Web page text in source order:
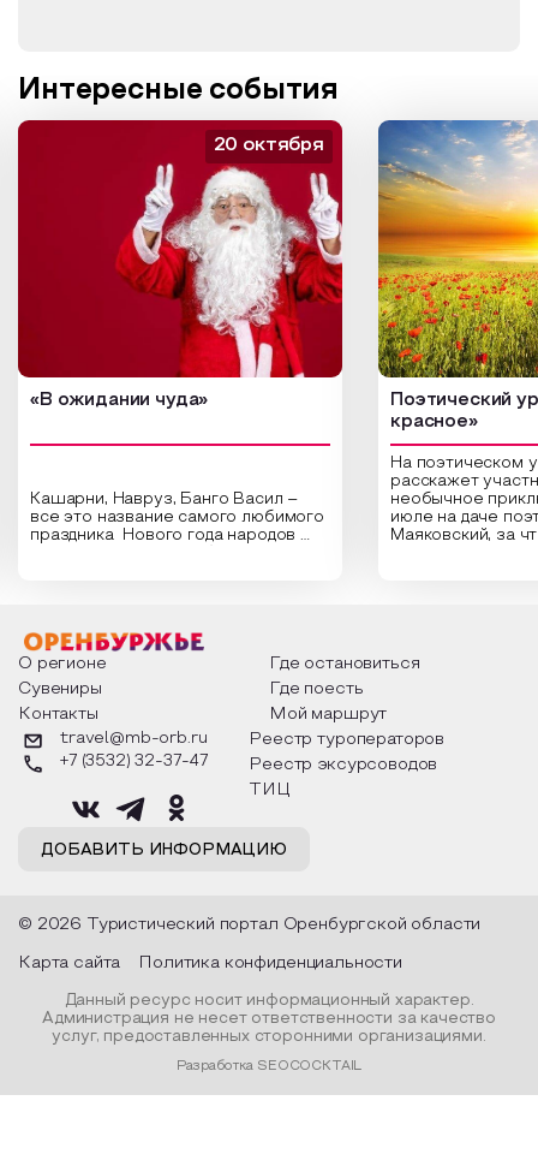
Интересные события
«В ожидании чуда»
Кашарни, Навруз, Банго Васил –
все это название самого любимого
праздника Нового года народов
о том, как встречают новый год в
разных уголках страны, какие
обряды совершают на удачу и
благополучие, в чем схожи и
различаются традиции. Кто такой
Дед Мороз и откуда он пришел, как
его называют в разных уголках
страны и как появились елочные
20 октября
Поэтический
красное»
На поэтическом
расскажет
необычное
июле на даче
Маяковский, за
Твардовского и
каждой строчке
восхищение
яркому времени
О регионе
Где остановиться
Сувениры
Где поесть
Контакты
Мой маршрут
ДОБАВИТЬ ИНФОРМАЦИЮ
travel@mb-orb.ru
+7 (3532) 32-37-47
Реестр туроператоров
Реестр эксурсоводов
ТИЦ
© 2026 Туристический портал Оренбургской области
Карта сайта Политика конфиденциальности
Данный ресурс носит информационный характер.
Администрация не несет ответственности за качество
услуг, предоставленных сторонними организациями.
Разработка SEOCOCKTAIL